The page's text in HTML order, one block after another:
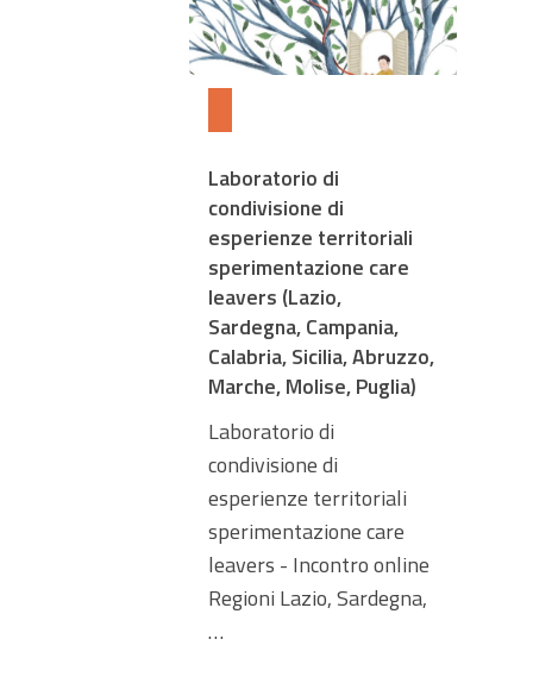
Laboratorio di
condivisione di
esperienze territoriali
sperimentazione care
leavers (Lazio,
Sardegna, Campania,
Calabria, Sicilia, Abruzzo,
Marche, Molise, Puglia)
Laboratorio di
condivisione di
esperienze territoriali
sperimentazione care
leavers - Incontro online
Regioni Lazio, Sardegna,
…